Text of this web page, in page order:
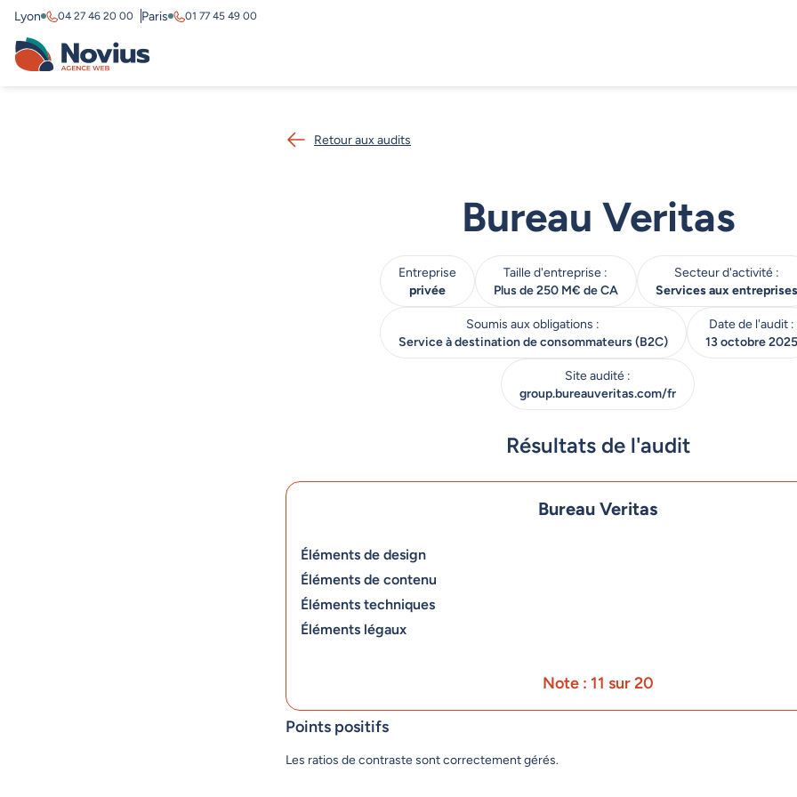
Lyon 04 27 46 20 00 Paris 01 77 45 49 00
Retour aux audits
Bureau Veritas
Entreprise
privée
Taille d'entreprise :
Plus de 250 M€ de CA
Secteur d'activité :
Services aux entreprises
Soumis aux obligations :
Service à destination de consommateurs (B2C)
Date de l'audit :
13 octobre 2025
Site audité :
group.bureauveritas.com/fr
Résultats de l'audit
Bureau Veritas
Éléments de design
Éléments de contenu
Éléments techniques
Éléments légaux
Note : 11 sur 20
Points positifs
Les ratios de contraste sont correctement gérés.